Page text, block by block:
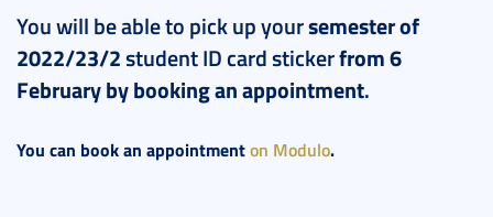
You will be able to pick up yoursemester of
2022/23/2student ID card stickerfrom 6
Februaryby booking an appointment.
You can book an appointmenton Modulo.